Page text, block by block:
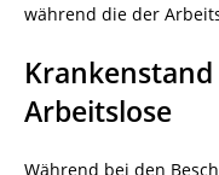
während die der
Arbeitslose
Während bei den